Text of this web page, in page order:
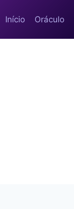
Início Oráculo